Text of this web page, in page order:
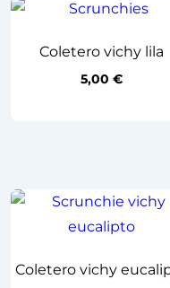
Coletero vichy lila
5,00€
Coletero vichy